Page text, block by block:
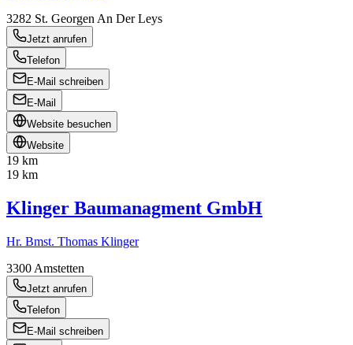
3282 St. Georgen An Der Leys
Jetzt anrufen
Telefon
E-Mail schreiben
E-Mail
Website besuchen
Website
19 km
19 km
Klinger Baumanagment GmbH
Hr. Bmst. Thomas Klinger
3300 Amstetten
Jetzt anrufen
Telefon
E-Mail schreiben